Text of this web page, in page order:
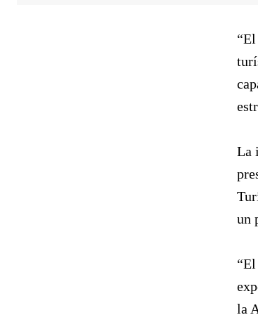
La
un
la